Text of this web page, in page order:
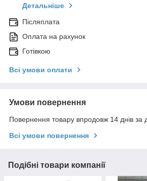
Детальніше
Післяплата
Оплата на рахунок
Готівкою
Всі умови оплати
Умови повернення
Повернення товару впродовж 14 днів за
Всі умови повернення
Подібні товари компанії